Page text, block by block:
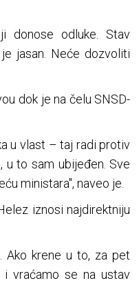
donose odluke. Stav
jasan. Neće dozvoliti
dok je na čelu SNSD-
u vlast – taj radi protiv
u to sam ubijeđen. Sve
ministara", naveo je.
iznosi najdirektniju
Ako krene u to, za pet
i vraćamo se na ustav